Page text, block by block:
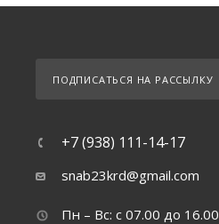
ПОДПИСАТЬСЯ НА РАССЫЛКУ
+7 (938) 111-14-17
snab23krd@gmail.com
Пн – Вс: с 07.00 до 16.00